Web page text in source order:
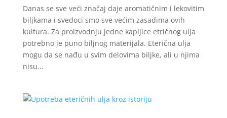
Danas se sve veći značaj daje aromatičnim i lekovitim
biljkama i svedoci smo sve većim zasadima ovih
kultura. Za proizvodnju jedne kapljice etričnog ulja
potrebno je puno biljnog materijala. Eterična ulja
mogu da se nađu u svim delovima biljke, ali u njima
nisu...